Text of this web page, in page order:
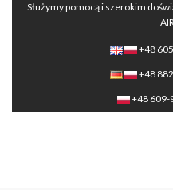
Służymy pomocą i szerokim
+48
+48
+48